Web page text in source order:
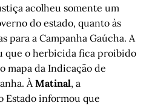
acolheu somente um
do estado, quanto às
para a Campanha Gaúcha. A
que o herbicida fica proibido
mapa da Indicação de
À Matinal, a
Estado informou que